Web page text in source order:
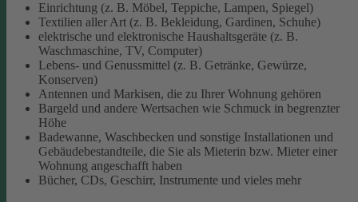
Einrichtung (z. B. Möbel, Teppiche, Lampen, Spiegel)
Textilien aller Art (z. B. Bekleidung, Gardinen, Schuhe)
elektrische und elektronische Haushaltsgeräte (z. B.
Waschmaschine, TV, Computer)
Lebens- und Genussmittel (z. B. Getränke, Gewürze,
Konserven)
Antennen und Markisen, die zu Ihrer Wohnung gehören
Bargeld und andere Wertsachen wie Schmuck in begrenzter
Höhe
Badewanne, Waschbecken und sonstige Installationen und
Gebäudebestandteile, die Sie als Mieterin bzw. Mieter einer
Wohnung angeschafft haben
Bücher, CDs, Geschirr, Instrumente und vieles mehr